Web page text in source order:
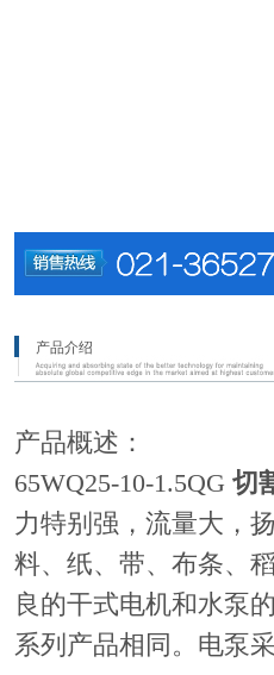
产品介绍
产品概述：
65WQ25-10-1.5QG 切
力特别强，流量大，
料、纸、带、布条、
良的干式电机和水泵
系列产品相同。电泵